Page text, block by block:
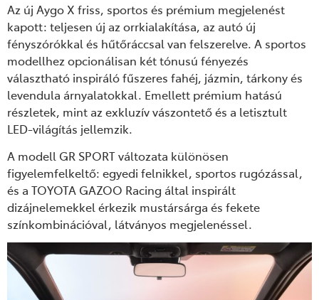
Az új Aygo X friss, sportos és prémium megjelenést
kapott: teljesen új az orrkialakítása, az autó új
fényszórókkal és hűtőráccsal van felszerelve. A sportos
modellhez opcionálisan két tónusú fényezés
választható inspiráló fűszeres fahéj, jázmin, tárkony és
levendula árnyalatokkal. Emellett prémium hatású
részletek, mint az exkluzív vászontető és a letisztult
LED-világítás jellemzik.
A modell GR SPORT változata különösen
figyelemfelkeltő: egyedi felnikkel, sportos rugózással,
és a TOYOTA GAZOO Racing által inspirált
dizájnelemekkel érkezik mustársárga és fekete
színkombinációval, látványos megjelenéssel.